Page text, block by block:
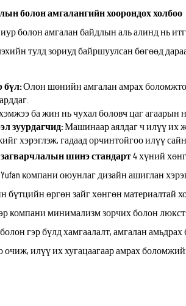
болон амгалангийн хоорондох холбоо
болон амгалан байдлын аль алинд нь
тулд зориуд байршуулсан бөгөөд
бүл:Олон шөнийн амгалан амрах
ба жин нь чухал боловч цаг агаарын
зуурдагчид:Машинаар аялдаг ч илүү их
хэрэглэж, гадаад орчинтойгоо илүү
шинэ стандарт4 хүний
Yufan компани оюунлаг дизайн ашиглан
бүтцийн өргөн зайг хөнгөн материалтай
компани минимализм зорчих болон
гэр бүлд хамгаалалт, амгалан
очиж, илүү их хугацаагаар амрах